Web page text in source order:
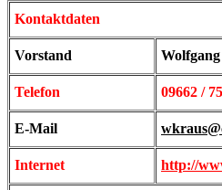
Kontaktdaten
Vorstand
Telefon 09662 /
E-Mail
Internet http://